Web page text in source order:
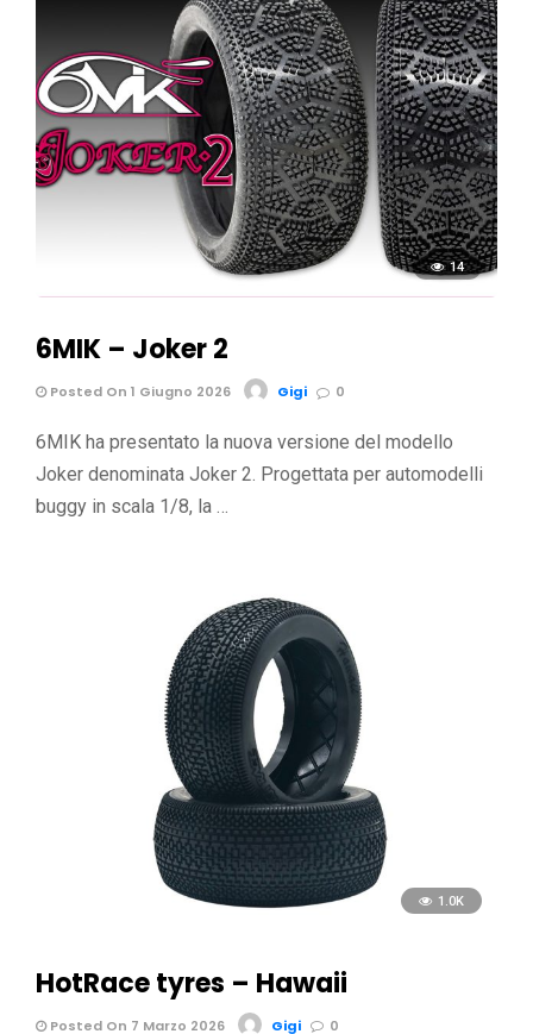
14
6MIK – Joker 2
Posted On 1 Giugno 2026 Gigi 0
6MIK ha presentato la nuova versione del modello
Joker denominata Joker 2. Progettata per automodelli
buggy in scala 1/8, la …
1.0K
HotRace tyres – Hawaii
Posted On 7 Marzo 2026 Gigi 0